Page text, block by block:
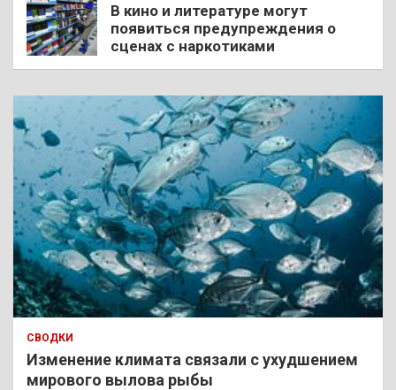
В кино и литературе могут
появиться предупреждения о
сценах с наркотиками
СВОДКИ
Изменение климата связали с ухудшением
мирового вылова рыбы